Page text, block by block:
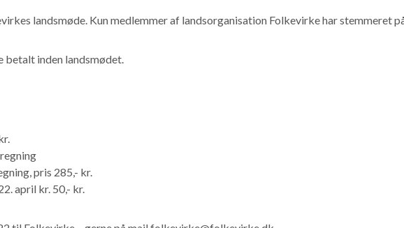
landsmøde. Kun medlemmer af landsorganisation Folkevirke har stemmeret
inden landsmødet.
pris 285,- kr.
april kr. 50,- kr.